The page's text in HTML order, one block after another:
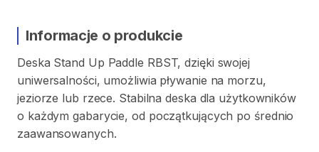
Informacje o produkcie
Deska Stand Up Paddle RBST​,​ dzięki swojej
uniwersalności​,​ umożliwia pływanie na morzu​,​
jeziorze lub rzece. Stabilna deska dla użytkowników
o każdym gabarycie​,​ od początkujących po średnio
zaawansowanych.